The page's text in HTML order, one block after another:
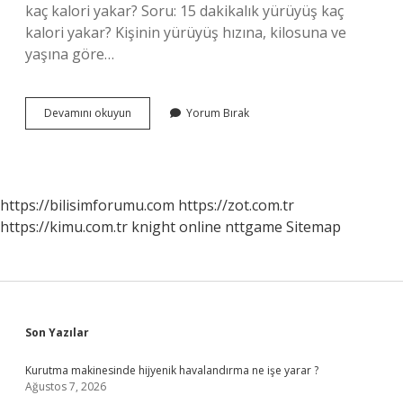
kaç kalori yakar? Soru: 15 dakikalık yürüyüş kaç
kalori yakar? Kişinin yürüyüş hızına, kilosuna ve
yaşına göre…
Devamını okuyun
Dakika
Yorum Bırak
https://bilisimforumu.com https://zot.com.tr
https://kimu.com.tr knight online nttgame Sitemap
Sidebar
Son Yazılar
Kurutma makinesinde hijyenik havalandırma ne işe yarar ?
Ağustos 7, 2026